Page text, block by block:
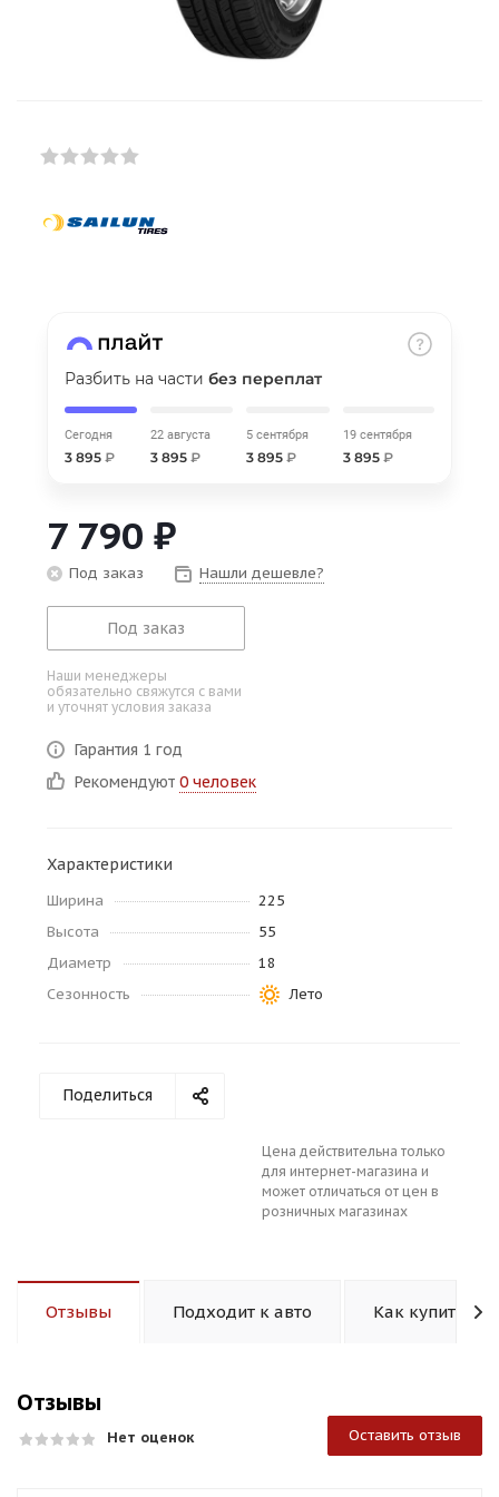
Добавляйте товары
25 % картой любого банка
Получайте товар
Оставшиеся
по25%каждые 2 недели
об оплате Плайтом
недели
раз в 2 недели
plait.ru
Разбить на части без переплат
Сегодня
3 895 ₽
22 августа
3 895 ₽
5 сентября
3 895 ₽
19 сентября
3 895₽
7 790 ₽
Под заказ Нашли дешевле?
Под заказ
Наши менеджеры
обязательно свяжутся с вами
и уточнят условия заказа
Гарантия 1 год
Рекомендуют 0 человек
Характеристики
Ширина
225
Высота
55
Диаметр
18
Сезонность
Лето
Поделиться
Цена действительна только
для интернет-магазина и
может отличаться от цен в
розничных магазинах
Отзывы Подходит к авто Как купить
Отзывы
Нет оценок Оставить отзыв